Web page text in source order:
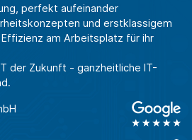
perfekt aufeinander
und erstklassigem
am Arbeitsplatz für ihr
der Zukunft - ganzheitliche IT-